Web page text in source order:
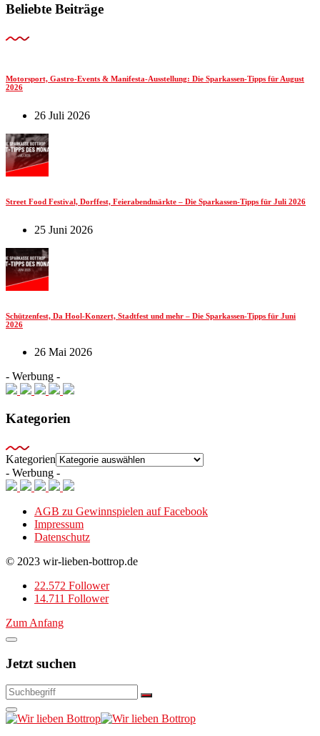
Beliebte Beiträge
Motorsport, Gastro-Events & Manifesta-Ausstellung: Die Sparkassen-Tipps für August
2026
26 Juli 2026
Street Food Festival, Dorffest, Feierabendmärkte – Die Sparkassen-Tipps für Juli 2026
25 Juni 2026
Schützenfest, Da Hool-Konzert, Stadtfest und mehr – Die Sparkassen-Tipps für Juni
2026
26 Mai 2026
- Werbung -
Kategorien
Kategorien
- Werbung -
AGB zu Gewinnspielen auf Facebook
Impressum
Datenschutz
© 2023 wir-lieben-bottrop.de
22.572 Follower
14.711 Follower
Zum Anfang
Jetzt suchen